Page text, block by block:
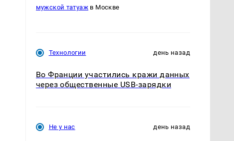
мужской татуаж в Москве
Технологии день назад
Во Франции участились кражи данных
через общественные USB-зарядки
Не у нас день назад